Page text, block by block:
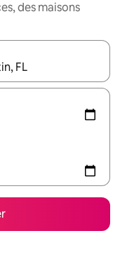
des maisons
les flèches vers le